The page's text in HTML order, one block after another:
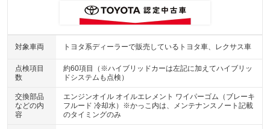
対象車両 トヨタ系ディーラーで販売しているトヨタ車、レクサス車
点検項目
数
約60項目（※ハイブリッドカーは左記に加えてハイブリッ
ドシステムも点検）
交換部品
などの内
容
エンジンオイル オイルエレメント ワイパーゴム（ブレーキ
フルード 冷却水）※かっこ内は、メンテナンスノート記載
のタイミングのみ